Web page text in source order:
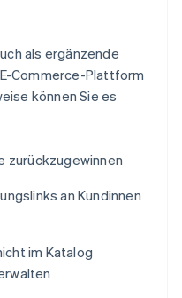
als ergänzende
Commerce-Plattform
können Sie es
zurückzugewinnen
an Kundinnen
im Katalog